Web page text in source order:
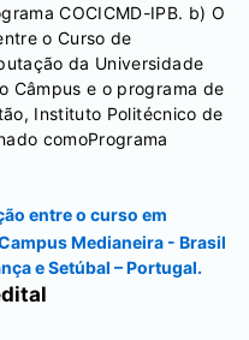
COCICMD-IPB. b) O
o Curso de
da Universidade
Câmpus e o programa de
Instituto Politécnico de
comoPrograma
entre o curso em
Medianeira - Brasil
e Setúbal – Portugal.